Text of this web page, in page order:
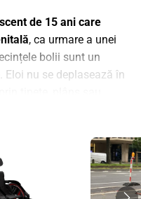
de 15 ani care
, ca urmare a unei
bolii sunt un
nu se deplasează în
place să fie în mișcare!
deja handiski și,
, o echipă de alergători